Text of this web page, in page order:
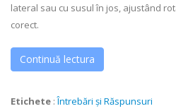
lateral sau cu susul în jos, ajustând
corect.
Continuă lectura
Etichete :Întrebări și Răspunsuri